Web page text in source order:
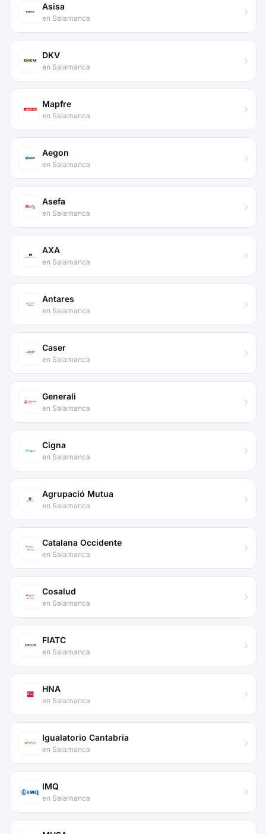
Asisa
en Salamanca
DKV
en Salamanca
Mapfre
en Salamanca
Aegon
en Salamanca
Asefa
en Salamanca
AXA
en Salamanca
Antares
en Salamanca
Caser
en Salamanca
Generali
en Salamanca
Cigna
en Salamanca
Agrupació Mutua
en Salamanca
Catalana Occidente
en Salamanca
Cosalud
en Salamanca
FIATC
en Salamanca
HNA
en Salamanca
Igualatorio Cantabria
en Salamanca
IMQ
en Salamanca